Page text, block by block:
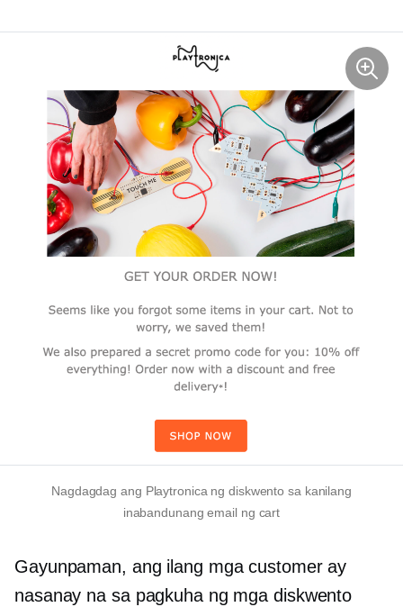
Nagdagdag ang Playtronica ng diskwento sa kanilang
inabandunang email ng cart
Gayunpaman, ang ilang mga customer ay
nasanay na sa pagkuha ng mga diskwento